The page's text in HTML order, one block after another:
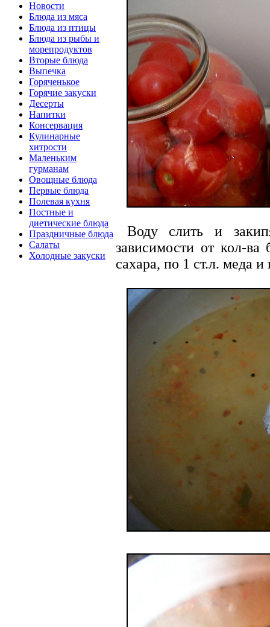
Новости
Блюда из мяса
Блюда из птицы
Блюда из рыбы и
морепродуктов
Вторые блюда
Выпечка
Горяченькое
Горячие закуски
Десерты
Напитки
Консервация
Кулинарные
хитрости
Маленьким
гурманам
Овощные блюда
Первые блюда
Полевая кухня
Постные и
диетические блюда
Праздничные блюда
Салаты
Холодные закуски
Воду слить и
зависимости от кол-
сахара, по 1 ст.л. меда и